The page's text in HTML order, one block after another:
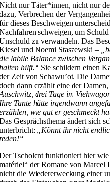
Nicht nur Täter*innen, nicht nur
dazu, Verbrechen der
für dieses Beschweigen
Nachfahren schweigen, um
Unschuld zu verwandeln. Das
Kiesel und Noemi Staszewski –
die labile Balance zwischen
halten hilft.“ Sie schildern einen
der Zeit von Schawu’ot. Die
doch dann erzählt eine der Damen,
Auschwitz, drei Tage im
Ihre Tante hätte irgendwann
erzählen, wie gut er geschmeckt
Das Gesprächsthema ändert sich
unterbricht:
„Könnt ihr nicht
reden!“
Der Tscholent funktioniert hier wie
matériel“ der Romane von Marcel
nicht die Wiedererweckung einer